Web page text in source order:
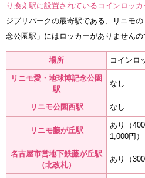
り換え駅に設置されているコインロッカ
ジブリパークの最寄駅である、リニモ
念公園駅」にはロッカーがありませんの
場所 コインロ
リニモ愛・地球博記念公園
駅
なし
リニモ公園西駅 なし
リニモ藤が丘駅
あり（
1,000円）
名古屋市営地下鉄藤が丘駅
（北改札）
あり（